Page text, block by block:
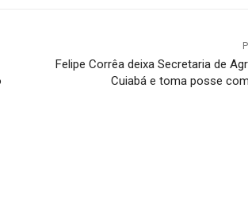
Felipe Corrêa deixa Secretaria de
Cuiabá e toma posse